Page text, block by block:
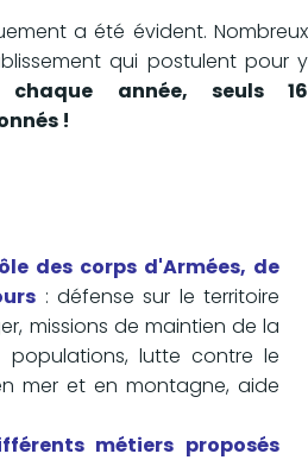
a été évident. Nombreux
qui postulent pour y
chaque année, seuls 16
!
des corps d'Armées, de
: défense sur le territoire
missions de maintien de la
populations, lutte contre le
mer et en montagne, aide
métiers proposés